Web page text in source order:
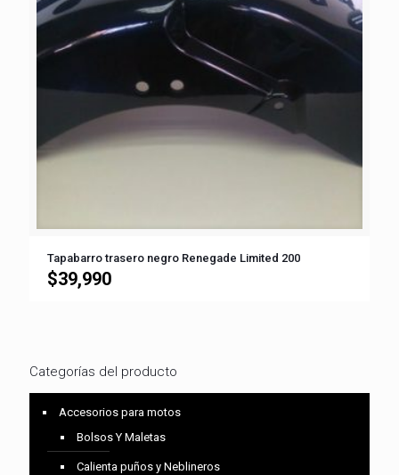
Tapabarro trasero negro Renegade Limited 200
$39,990
Categorías del producto
Accesorios para motos
Bolsos Y Maletas
Calienta puños y Neblineros